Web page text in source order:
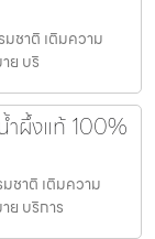
ชาติ เติมความ
ย บริ
ำผึ้งแท้ 100%
ชาติ เติมความ
ย บริการ